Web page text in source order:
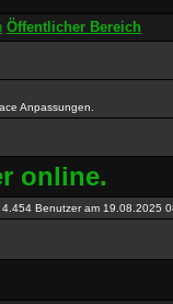
Öffentlicher Bereich
Anpassungen.
online.
4.454 Benutzer am 19.08.2025